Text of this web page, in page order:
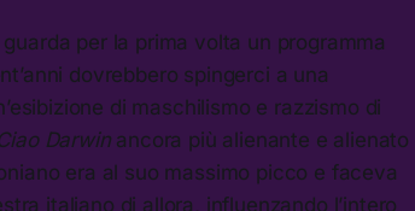
per la prima volta un programma
dovrebbero spingerci a una
di maschilismo e razzismo di
Darwin ancora più alienante e alienato
era al suo massimo picco e faceva
italiano di allora, influenzando l’intero